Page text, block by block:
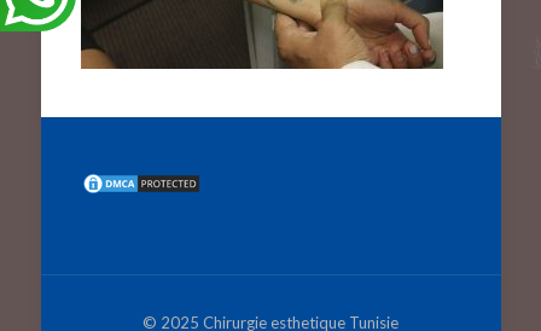
© 2025 Chirurgie esthetique Tunisie